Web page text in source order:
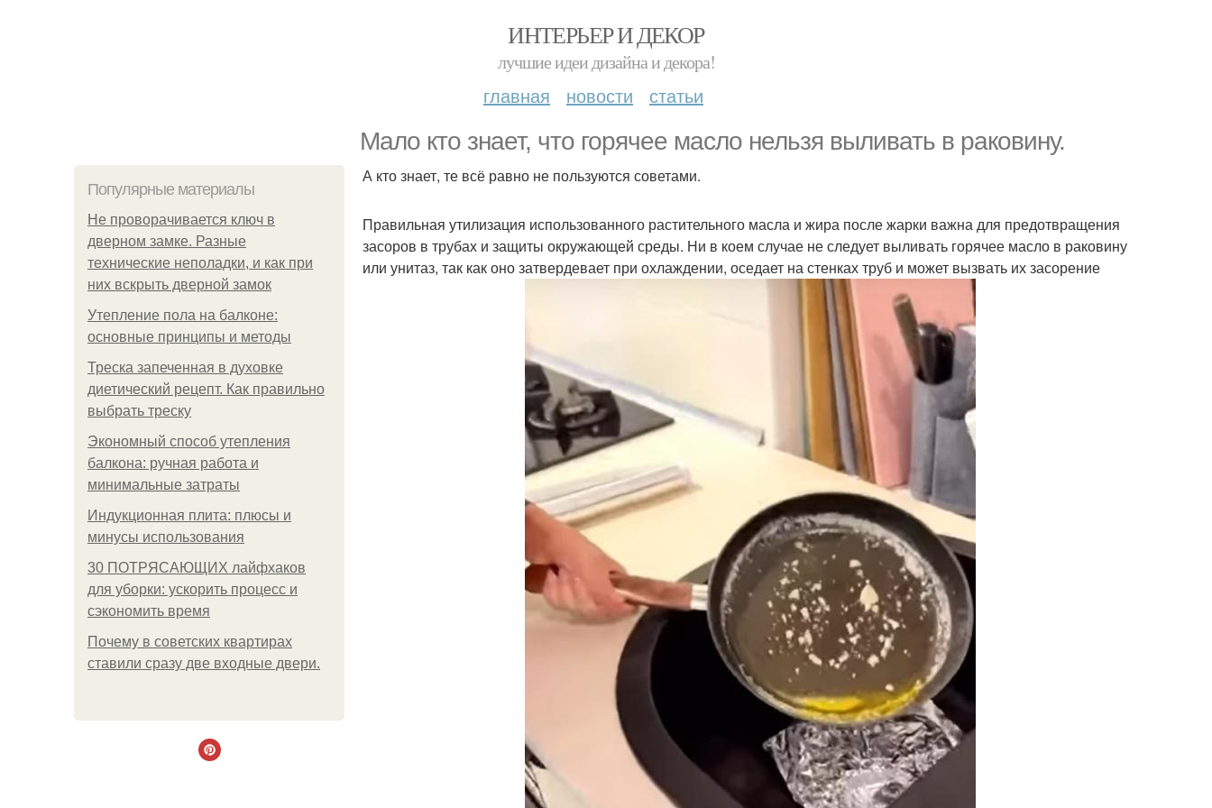
ИНТЕРЬЕР И ДЕКОР
лучшие идеи дизайна и декора!
главная новости статьи
Мало кто знает, что горячее масло нельзя выливать в раковину.
Популярные материалы
Не проворачивается ключ в
дверном замке. Разные
технические неполадки, и как при
них вскрыть дверной замок
Утепление пола на балконе:
основные принципы и методы
Треска запеченная в духовке
диетический рецепт. Как правильно
выбрать треску
Экономный способ утепления
балкона: ручная работа и
минимальные затраты
Индукционная плита: плюсы и
минусы использования
30 ПОТРЯСАЮЩИХ лайфхаков
для уборки: ускорить процесс и
сэкономить время
Почему в советских квартирах
ставили сразу две входные двери.
А кто знает, те всё равно не пользуются советами.
Правильная утилизация использованного растительного масла и жира после жарки важна для предотвращения
засоров в трубах и защиты окружающей среды. Ни в коем случае не следует выливать горячее масло в раковину
или унитаз, так как оно затвердевает при охлаждении, оседает на стенках труб и может вызвать их засорение